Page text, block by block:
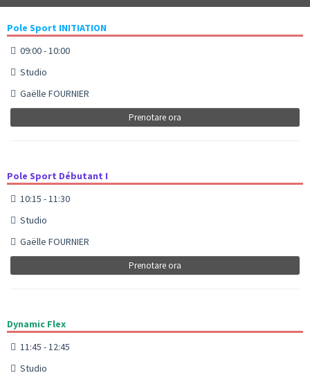
Pole Sport INITIATION
09:00 - 10:00
Studio
Gaëlle FOURNIER
Prenotare ora
Pole Sport Débutant I
10:15 - 11:30
Studio
Gaëlle FOURNIER
Prenotare ora
Dynamic Flex
11:45 - 12:45
Studio